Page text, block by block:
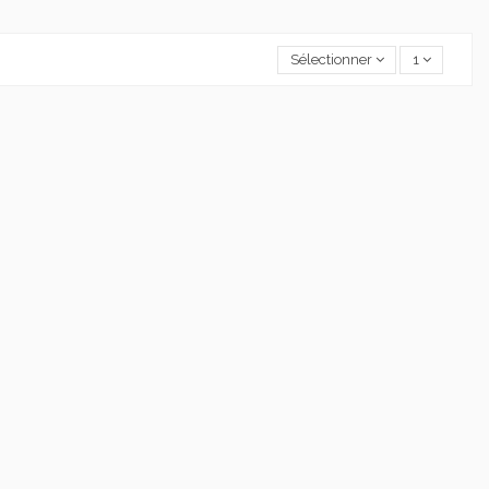
Sélectionner 1